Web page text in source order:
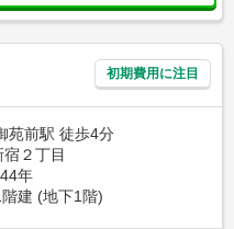
初期費用に注目
苑前駅 徒歩4分
２丁目
年
建 (地下1階)